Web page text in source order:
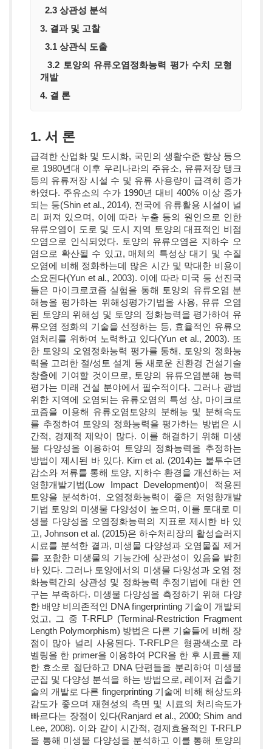
2.3 상관성 분석
3. 결과 및 고찰
3.1 상관식 도출
3.2 토양의 유류오염정화능력 평가 수치 모형
개발
4. 결 론
1. 서 론
급격한 산업화 및 도시화, 국민의 생활수준 향상 등으
로 1980년대 이후 우리나라의 주유소, 유류저장 탱크
등의 유류저장 시설 수 및 유류 사용량이 급격히 증가
하였다. 주유소의 수가 1990년 대비 400% 이상 증가
되는 등(Shin et al., 2014), 전국에 유류활용 시설이 널
리 퍼져 있으며, 이에 따라 누출 등의 원인으로 인한
유류오염이 도로 및 도시 지역 토양의 대표적인 비점
오염으로 인식되었다. 토양의 유류오염은 지하수 오
염으로 확산될 수 있고, 매체의 특성상 대기 및 수질
오염에 비해 정화하는데 많은 시간 및 막대한 비용이
소요된다(Yun et al., 2003). 이에 따라 미국 등 선진국
들은 마이크로코즘 실험을 통해 토양의 유류오염 분
해능을 평가하는 위해성평가기법을 사용, 유류 오염
된 토양의 위해성 및 토양의 정화능력을 평가하여 유
류오염 정화의 기술을 선정하는 등, 효율적인 유류오
염처리를 위하여 노력하고 있다(Yun et al., 2003). 또
한 토양의 오염정화능력 평가를 통해, 토양의 정화능
력을 고려한 절/성토 설계 등 새로운 친환경 건설기술
창출에 기여할 것이므로, 토양의 유류오염분해 능력
평가는 미래 건설 분야에서 필수적이다. 그러나 광범
위한 지역에 오염되는 유류오염의 특성 상, 마이크로
코즘을 이용해 유류오염토양의 분해능 및 분해속도
를 추정하여 토양의 정화능력을 평가하는 방법은 시
간적, 경제적 제약이 많다. 이를 해결하기 위해 미생
물 다양성을 이용하여 토양의 정화능력을 추정하는
방법이 제시된 바 있다. Kim et al. (2014)는 불투수면
감소와 저류를 통해 토양, 지하수 환경을 개선하는 저
영향개발기법(Low Impact Development)이 적용된
토양을 분석하여, 오염정화능력이 좋은 저영향개발
기법 토양의 미생물 다양성이 높으며, 이를 토대로 미
생물 다양성을 오염정화능력의 지표로 제시한 바 있
고, Johnson et al. (2015)은 하수처리장의 활성슬러지
시료를 분석한 결과, 미생물 다양성과 오염물질 제거
를 포함한 미생물의 기능간에 상관성이 있음을 밝힌
바 있다. 그러나 토양에서의 미생물 다양성과 오염 정
화능력간의 상관성 및 정화능력 추정기법에 대한 연
구는 부족하다. 미생물 다양성을 측정하기 위해 다양
한 배양 비의존적인 DNA fingerprinting 기술이 개발되
었고, 그 중 T-RFLP (Terminal-Restriction Fragment
Length Polymorphism) 방법은 다른 기술들에 비해 장
점이 많아 널리 사용된다. T-RFLP은 형광색소로 라
벨링을 한 primer을 이용하여 PCR을 한 후 시료를 제
한 효소로 절단하고 DNA 단편들을 분리하여 미생물
군집 및 다양성 분석을 하는 방법으로, 레이저 검출기
술의 개발로 다른 fingerprinting 기술에 비해 해상도와
감도가 좋으며 재현성의 측면 및 시료의 처리속도가
빠르다는 장점이 있다(Ranjard et al., 2000; Shim and
Lee, 2008). 이와 같이 시간적, 경제효율적인 T-RFLP
을 통해 미생물 다양성을 분석하고 이를 통해 토양의